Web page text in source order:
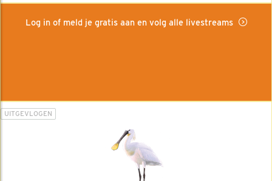
Log in of meld je gratis aan en volg alle livestreams
UITGEVLOGEN